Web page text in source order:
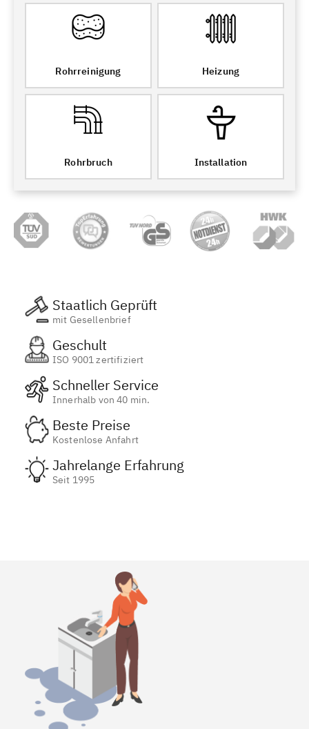
Rohrreinigung Heizung
Rohrbruch Installation
Staatlich Geprüft
mit Gesellenbrief
Geschult
ISO 9001 zertifiziert
Schneller Service
Innerhalb von 40 min.
Beste Preise
Kostenlose Anfahrt
Jahrelange Erfahrung
Seit 1995